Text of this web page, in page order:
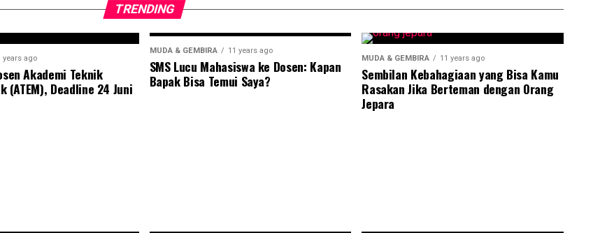
TRENDING
years ago
Akademi Teknik
(ATEM), Deadline 24 Juni
MUDA & GEMBIRA 11 years ago
SMS Lucu Mahasiswa ke Dosen: Kapan
Bapak Bisa Temui Saya?
MUDA & GEMBIRA 11 years ago
Sembilan Kebahagiaan yang Bisa Kamu
Rasakan Jika Berteman dengan Orang
Jepara